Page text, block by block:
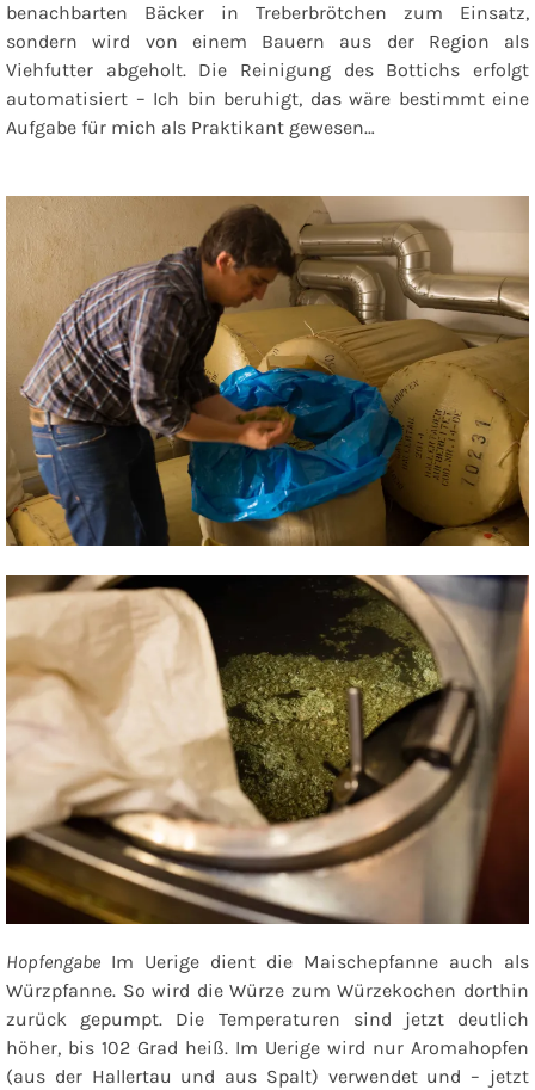
benachbarten Bäcker in Treberbrötchen zum Einsatz,
sondern wird von einem Bauern aus der Region als
Viehfutter abgeholt. Die Reinigung des Bottichs erfolgt
automatisiert – Ich bin beruhigt, das wäre bestimmt eine
Aufgabe für mich als Praktikant gewesen…
Hopfengabe Im Uerige dient die Maischepfanne auch als
Würzpfanne. So wird die Würze zum Würzekochen dorthin
zurück gepumpt. Die Temperaturen sind jetzt deutlich
höher, bis 102 Grad heiß. Im Uerige wird nur Aromahopfen
(aus der Hallertau und aus Spalt) verwendet und – jetzt